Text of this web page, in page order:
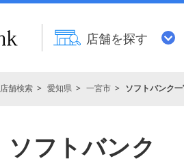
店舗を探す
店舗検索 愛知県 一宮市 ソフトバンク
ソフトバンク